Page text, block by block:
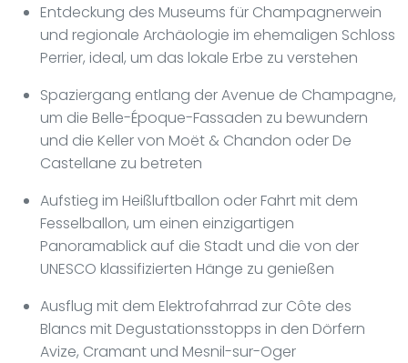
Entdeckung des Museums für Champagnerwein
und regionale Archäologie im ehemaligen Schloss
Perrier, ideal, um das lokale Erbe zu verstehen
Spaziergang entlang der Avenue de Champagne,
um die Belle-Époque-Fassaden zu bewundern
und die Keller von Moët & Chandon oder De
Castellane zu betreten
Aufstieg im Heißluftballon oder Fahrt mit dem
Fesselballon, um einen einzigartigen
Panoramablick auf die Stadt und die von der
UNESCO klassifizierten Hänge zu genießen
Ausflug mit dem Elektrofahrrad zur Côte des
Blancs mit Degustationsstopps in den Dörfern
Avize, Cramant und Mesnil-sur-Oger